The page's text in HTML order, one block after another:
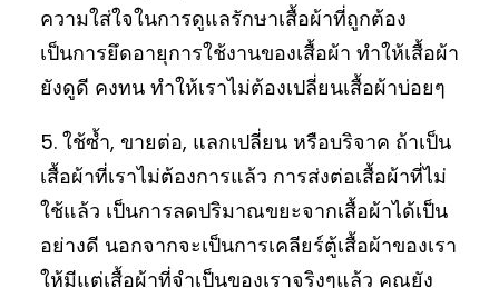
ความใส่ใจในการดูแลรักษาเสื้อผ้าที่ถูกต้อง
เป็นการยึดอายุการใช้งานของเสื้อผ้า ทำให้เสื้อผ้า
ยังดูดี คงทน ทำให้เราไม่ต้องเปลี่ยนเสื้อผ้าบ่อยๆ
5. ใช้ซ้ำ, ขายต่อ, แลกเปลี่ยน หรือบริจาค ถ้าเป็น
เสื้อผ้าที่เราไม่ต้องการแล้ว การส่งต่อเสื้อผ้าที่ไม่
ใช้แล้ว เป็นการลดปริมาณขยะจากเสื้อผ้าได้เป็น
อย่างดี นอกจากจะเป็นการเคลียร์ตู้เสื้อผ้าของเรา
ให้มีแต่เสื้อผ้าที่จำเป็นของเราจริงๆแล้ว คุณยัง